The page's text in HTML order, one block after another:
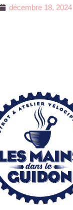
décembre 18, 2024